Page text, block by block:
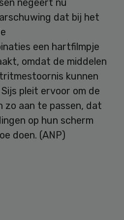
dat bij het
een hartfilmpje
omdat de middelen
kunnen
pleit ervoor om de
zo aan te passen, dat
op hun scherm
doen. (ANP)